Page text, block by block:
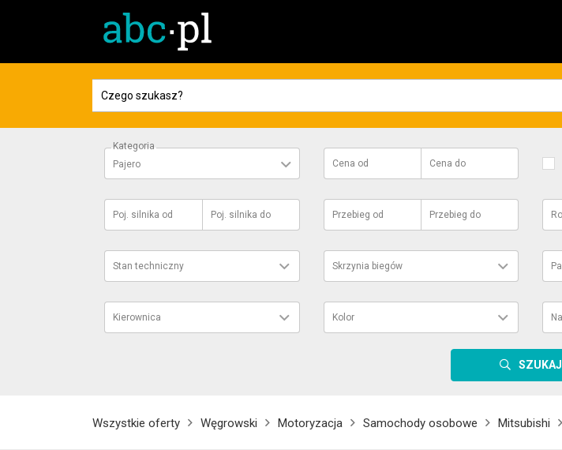
Kategoria
Pajero
Cena od Cena do
Poj. silnika od Poj. silnika do Przebieg od Przebieg do
Stan techniczny Skrzynia biegów
Kierownica Kolor
SZUKAJ
Wszystkie oferty Węgrowski Motoryzacja Samochody osobowe Mitsubishi